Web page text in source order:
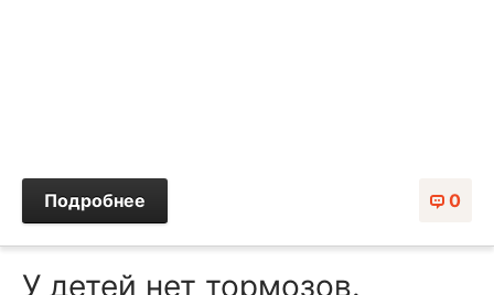
0
Подробнее
У детей нет тормозов.